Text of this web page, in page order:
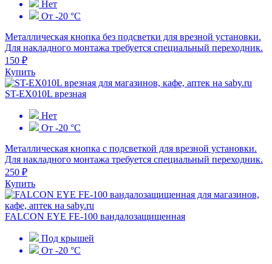
Нет
От -20 °С
Металлическая кнопка без подсветки для врезной установки.
Для накладного монтажа требуется специальный переходник.
150 ₽
Купить
ST-EX010L врезная
Нет
От -20 °С
Металлическая кнопка с подсветкой для врезной установки.
Для накладного монтажа требуется специальный переходник.
250 ₽
Купить
FALCON EYE FE-100 вандалозащищенная
Под крышей
От -20 °С